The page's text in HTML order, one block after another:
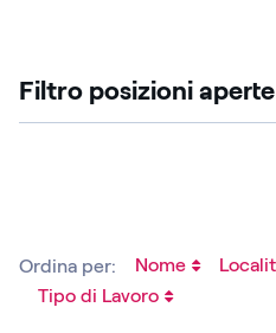
Filtro posizioni aperte ​
Ordina per: